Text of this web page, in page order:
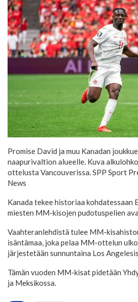
Promise David ja muu Kanadan
naapurivaltion alueelle. Kuva
ottelusta Vancouverissa.SPP Sport
News
Kanada tekee historiaa kohdatessaan
miesten MM-kisojen pudotuspelien
Vaahteranlehdistä tulee MM-
isäntämaa, joka pelaa MM-ottelun
järjestetään sunnuntaina Los
Tämän vuoden MM-kisat pidetään
ja Meksikossa.